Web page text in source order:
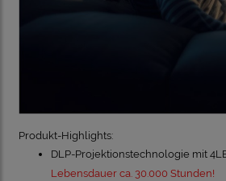
Produkt-Highlights:
DLP-Projektionstechnologie mit
Lebensdauer ca. 30.000 Stunden!